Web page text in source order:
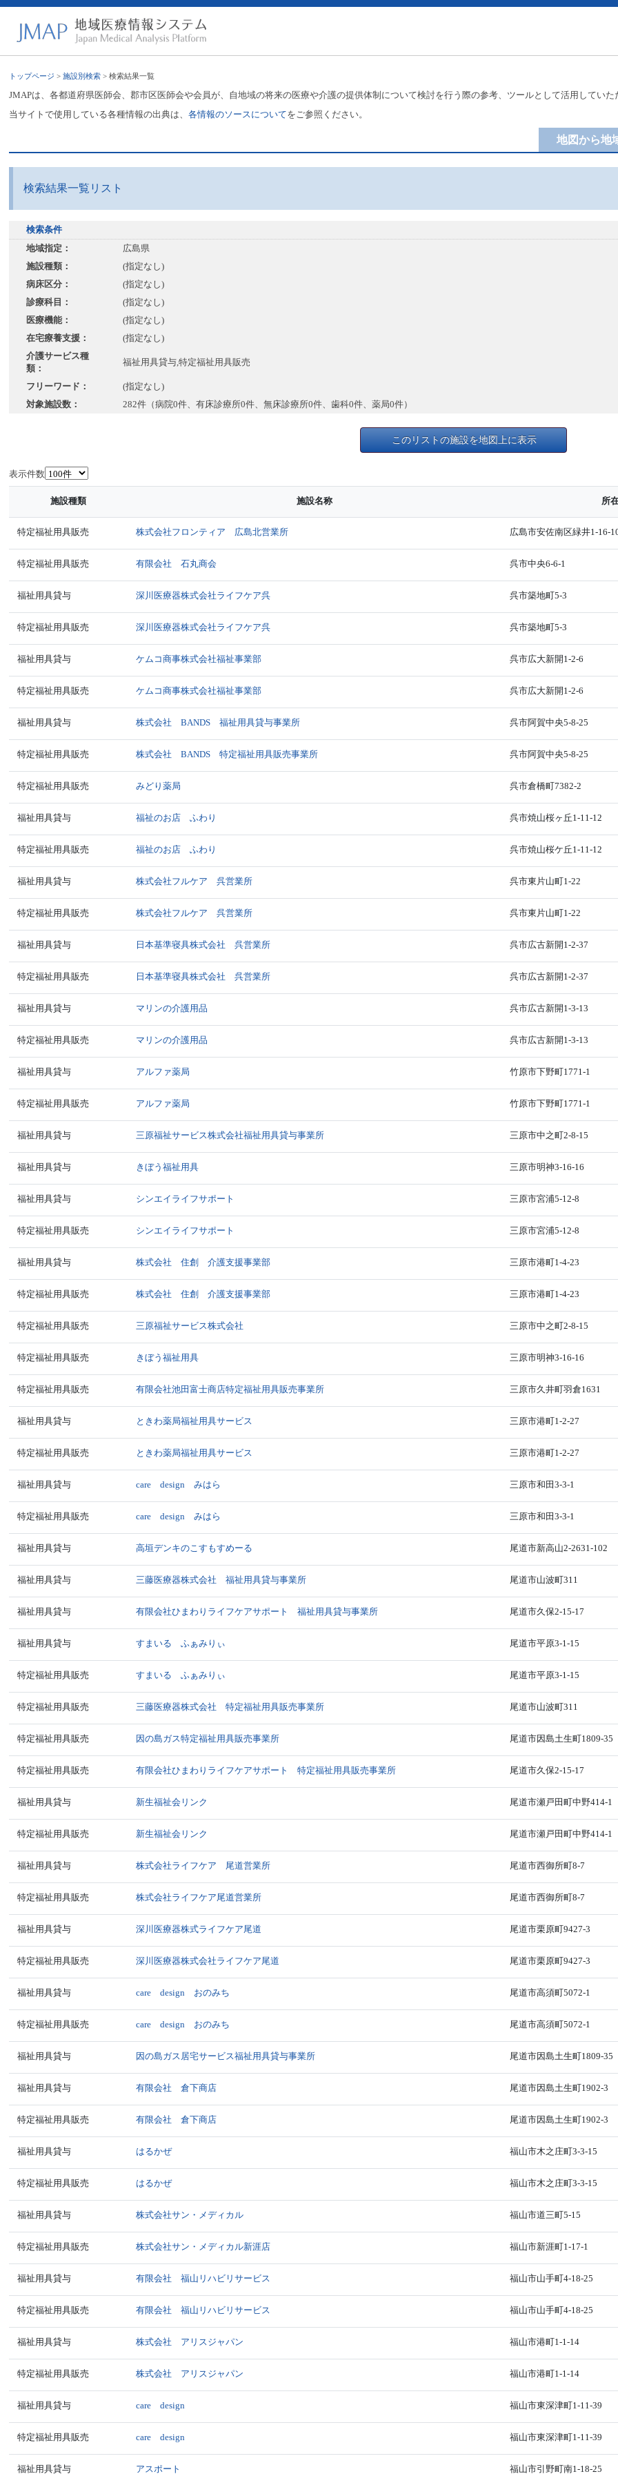
トップページ >施設別検索 > 検索結果一覧
JMAPは、各都道府県医師会、郡市区医師会や会員が、自地域の将来の医療や介護の提供体制について検討を行う際の参考、ツールとして活用していた
当サイトで使用している各種情報の出典は、各情報のソースについてをご参照ください。
地図から地
検索結果一覧リスト
検索条件
地域指定：
広島県
施設種類：
(指定なし)
病床区分：
(指定なし)
診療科目：
(指定なし)
医療機能：
(指定なし)
在宅療養支援：
(指定なし)
介護サービス種
類：
福祉用具貸与,特定福祉用具販売
フリーワード：
(指定なし)
対象施設数：
282件（病院0件、有床診療所0件、無床診療所0件、歯科0件、薬局0件）
このリストの施設を地図上に表示
表示件数
施設種類 施設名称 所
特定福祉用具販売 株式会社フロンティア 広島北営業所 広島市安佐南区緑井1-16-
特定福祉用具販売 有限会社 石丸商会 呉市中央6-6-1
福祉用具貸与 深川医療器株式会社ライフケア呉 呉市築地町5-3
特定福祉用具販売 深川医療器株式会社ライフケア呉 呉市築地町5-3
福祉用具貸与 ケムコ商事株式会社福祉事業部 呉市広大新開1-2-6
特定福祉用具販売 ケムコ商事株式会社福祉事業部 呉市広大新開1-2-6
福祉用具貸与 株式会社 BANDS 福祉用具貸与事業所 呉市阿賀中央5-8-25
特定福祉用具販売 株式会社 BANDS 特定福祉用具販売事業所 呉市阿賀中央5-8-25
特定福祉用具販売 みどり薬局 呉市倉橋町7382-2
福祉用具貸与 福祉のお店 ふわり 呉市焼山桜ヶ丘1-11-12
特定福祉用具販売 福祉のお店 ふわり 呉市焼山桜ケ丘1-11-12
福祉用具貸与 株式会社フルケア 呉営業所 呉市東片山町1-22
特定福祉用具販売 株式会社フルケア 呉営業所 呉市東片山町1-22
福祉用具貸与 日本基準寝具株式会社 呉営業所 呉市広古新開1-2-37
特定福祉用具販売 日本基準寝具株式会社 呉営業所 呉市広古新開1-2-37
福祉用具貸与 マリンの介護用品 呉市広古新開1-3-13
特定福祉用具販売 マリンの介護用品 呉市広古新開1-3-13
福祉用具貸与 アルファ薬局 竹原市下野町1771-1
特定福祉用具販売 アルファ薬局 竹原市下野町1771-1
福祉用具貸与 三原福祉サービス株式会社福祉用具貸与事業所 三原市中之町2-8-15
福祉用具貸与 きぼう福祉用具 三原市明神3-16-16
福祉用具貸与 シンエイライフサポート 三原市宮浦5-12-8
特定福祉用具販売 シンエイライフサポート 三原市宮浦5-12-8
福祉用具貸与 株式会社 住創 介護支援事業部 三原市港町1-4-23
特定福祉用具販売 株式会社 住創 介護支援事業部 三原市港町1-4-23
特定福祉用具販売 三原福祉サービス株式会社 三原市中之町2-8-15
特定福祉用具販売 きぼう福祉用具 三原市明神3-16-16
特定福祉用具販売 有限会社池田富士商店特定福祉用具販売事業所 三原市久井町羽倉1631
福祉用具貸与 ときわ薬局福祉用具サービス 三原市港町1-2-27
特定福祉用具販売 ときわ薬局福祉用具サービス 三原市港町1-2-27
福祉用具貸与 care design みはら 三原市和田3-3-1
特定福祉用具販売 care design みはら 三原市和田3-3-1
福祉用具貸与 高垣デンキのこすもすめーる 尾道市新高山2-2631-102
福祉用具貸与 三藤医療器株式会社 福祉用具貸与事業所 尾道市山波町311
福祉用具貸与 有限会社ひまわりライフケアサポート 福祉用具貸与事業所 尾道市久保2-15-17
福祉用具貸与 すまいる ふぁみりぃ 尾道市平原3-1-15
特定福祉用具販売 すまいる ふぁみりぃ 尾道市平原3-1-15
特定福祉用具販売 三藤医療器株式会社 特定福祉用具販売事業所 尾道市山波町311
特定福祉用具販売 因の島ガス特定福祉用具販売事業所 尾道市因島土生町1809-35
特定福祉用具販売 有限会社ひまわりライフケアサポート 特定福祉用具販売事業所 尾道市久保2-15-17
福祉用具貸与 新生福祉会リンク 尾道市瀬戸田町中野414-1
特定福祉用具販売 新生福祉会リンク 尾道市瀬戸田町中野414-1
福祉用具貸与 株式会社ライフケア 尾道営業所 尾道市西御所町8-7
特定福祉用具販売 株式会社ライフケア尾道営業所 尾道市西御所町8-7
福祉用具貸与 深川医療器株式ライフケア尾道 尾道市栗原町9427-3
特定福祉用具販売 深川医療器株式会社ライフケア尾道 尾道市栗原町9427-3
福祉用具貸与 care design おのみち 尾道市高須町5072-1
特定福祉用具販売 care design おのみち 尾道市高須町5072-1
福祉用具貸与 因の島ガス居宅サービス福祉用具貸与事業所 尾道市因島土生町1809-35
福祉用具貸与 有限会社 倉下商店 尾道市因島土生町1902-3
特定福祉用具販売 有限会社 倉下商店 尾道市因島土生町1902-3
福祉用具貸与 はるかぜ 福山市木之庄町3-3-15
特定福祉用具販売 はるかぜ 福山市木之庄町3-3-15
福祉用具貸与 株式会社サン・メディカル 福山市道三町5-15
特定福祉用具販売 株式会社サン・メディカル新涯店 福山市新涯町1-17-1
福祉用具貸与 有限会社 福山リハビリサービス 福山市山手町4-18-25
特定福祉用具販売 有限会社 福山リハビリサービス 福山市山手町4-18-25
福祉用具貸与 株式会社 アリスジャパン 福山市港町1-1-14
特定福祉用具販売 株式会社 アリスジャパン 福山市港町1-1-14
福祉用具貸与 care design 福山市東深津町1-11-39
特定福祉用具販売 care design 福山市東深津町1-11-39
福祉用具貸与 アスポート 福山市引野町南1-18-25